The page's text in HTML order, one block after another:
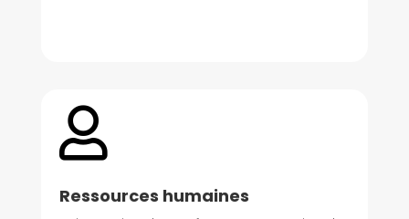

Ressources humaines